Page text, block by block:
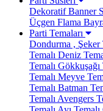
Dekoratif Banner
Üçgen Flama
Parti Temaları
Dondurma , Şeker
Temalı Deniz
Temalı Gökkuşağı
Temalı Meyve
Temalı Batman
Temalı Avengers